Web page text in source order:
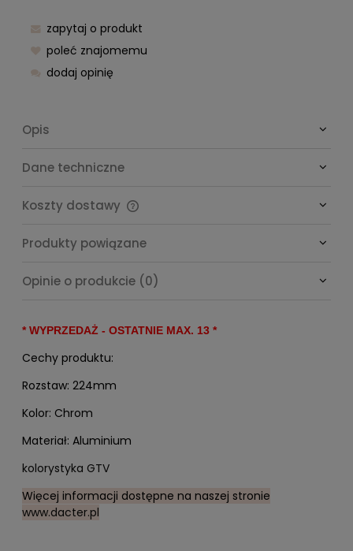
zapytaj o produkt
poleć znajomemu
dodaj opinię
Opis
Dane techniczne
Koszty dostawy
Produkty powiązane
Opinie o produkcie (0)
* WYPRZEDAŻ - OSTATNIE MAX. 13 *
Cechy produktu:
Rozstaw: 224mm
Kolor: Chrom
Materiał: Aluminium
kolorystyka GTV
Więcej informacji dostępne na naszej stronie
www.dacter.pl